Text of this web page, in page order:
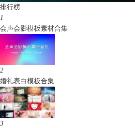
排行榜
1
会声会影模板素材合集
2
婚礼表白模板合集
3